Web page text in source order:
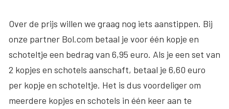
Over de prijs willen we graag nog iets aanstippen. Bij
onze partner Bol.com betaal je voor één kopje en
schoteltje een bedrag van 6,95 euro. Als je een set van
2 kopjes en schotels aanschaft, betaal je 6,60 euro
per kopje en schoteltje. Het is dus voordeliger om
meerdere kopjes en schotels in één keer aan te